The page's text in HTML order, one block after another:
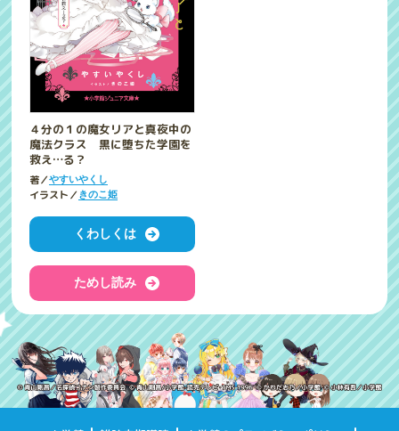
４分の１の魔女リアと真夜中の
魔法クラス 黒に堕ちた学園を
救え…る？
著／やすいやくし
イラスト／ きのこ姫
くわしくは
ためし読み